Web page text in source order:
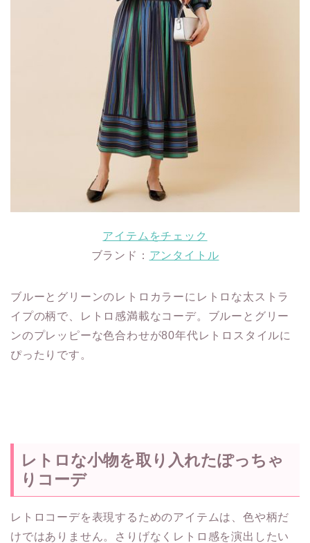
アイテムをチェック
ブランド： アンタイトル
ブルーとグリーンのレトロカラーにレトロな太ストラ
イプの柄で、レトロ感満載なコーデ。ブルーとグリー
ンのプレッピーな色合わせが80年代レトロスタイルに
ぴったりです。
レトロな小物を取り入れたぽっちゃ
りコーデ
レトロコーデを表現するためのアイテムは、色や柄だ
けではありません。さりげなくレトロ感を演出したい